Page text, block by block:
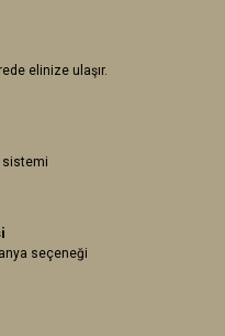
elinize ulaşır.
sistemi
seçeneği